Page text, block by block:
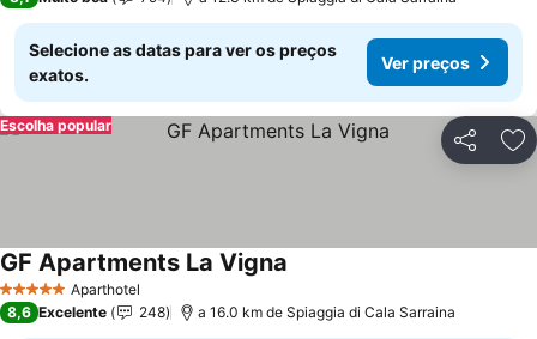
Selecione as datas para ver os preços
exatos.
Ver preços
Partilhar
Escolha popular
5 Estrelas Aparthotel
GF Apartments La Vigna
8,6 Excelente 248 a 16.0 km de Spiaggia di Cala Sarraina